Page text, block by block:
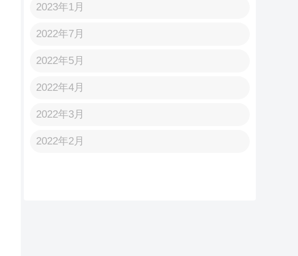
2023年1月
2022年7月
2022年5月
2022年4月
2022年3月
2022年2月